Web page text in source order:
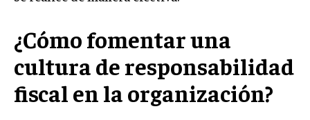
¿Cómo fomentar una
cultura de responsabilidad
fiscal en la organización?